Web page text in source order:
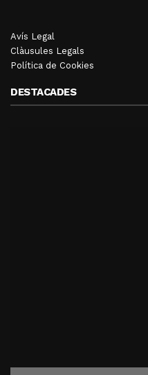
Avís Legal
Clàusules Legals
Política de Cookies
DESTACADES